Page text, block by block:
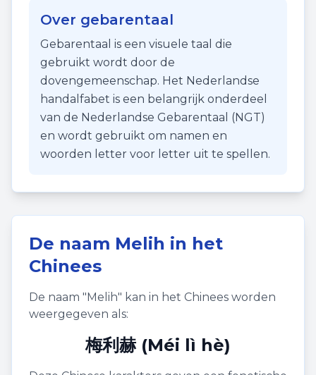
Over gebarentaal
Gebarentaal is een visuele taal die
gebruikt wordt door de
dovengemeenschap. Het Nederlandse
handalfabet is een belangrijk onderdeel
van de Nederlandse Gebarentaal (NGT)
en wordt gebruikt om namen en
woorden letter voor letter uit te spellen.
De naam Melih in het
Chinees
De naam "Melih" kan in het Chinees worden
weergegeven als:
梅利赫 (Méi lì hè)